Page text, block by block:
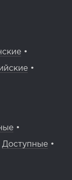
•
•
•
Доступные •